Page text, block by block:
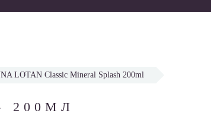
LOTAN Classic Mineral Splash 200ml
200МЛ